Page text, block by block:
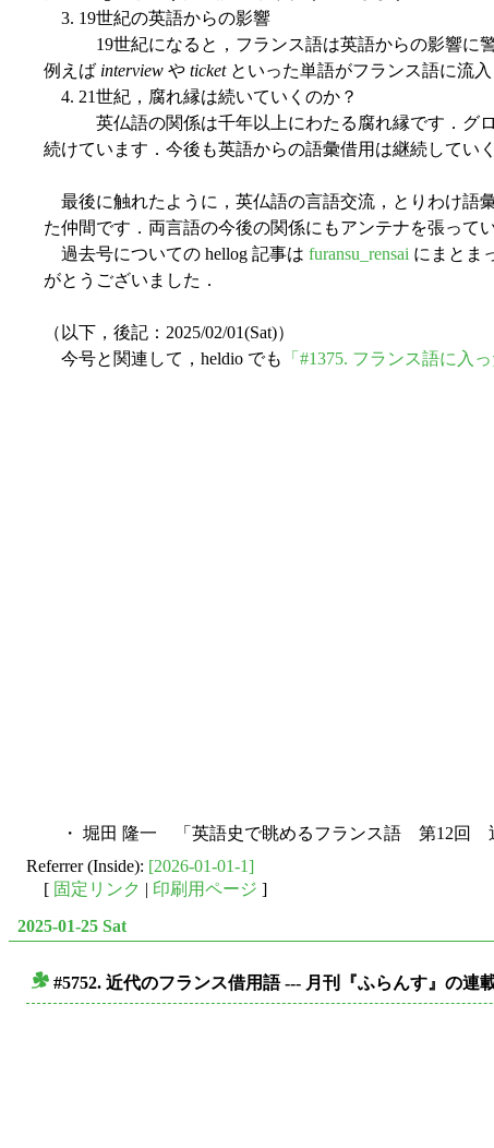
3. 19世紀の英語からの影響
19世紀になると，フランス語は英語からの影響に警
例えば interview や ticketといった単語がフランス語に流入
4. 21世紀，腐れ縁は続いていくのか？
英仏語の関係は千年以上にわたる腐れ縁です．グロ
続けています．今後も英語からの語彙借用は継続してい
最後に触れたように，英仏語の言語交流，とりわけ語
た仲間です．両言語の今後の関係にもアンテナを張って
過去号についての hellog 記事は furansu_rensai にまとま
がとうございました．
（以下，後記：2025/02/01(Sat)）
今号と関連して，heldio でも
「#1375. フランス語に入
・ 堀田 隆一 「英語史で眺めるフランス語 第12回 近
Referrer (Inside): [2026-01-01-1]
[ 固定リンク | 印刷用ページ ]
2025-01-25 Sat
#5752. 近代のフランス借用語 --- 月刊『ふらんす』の連